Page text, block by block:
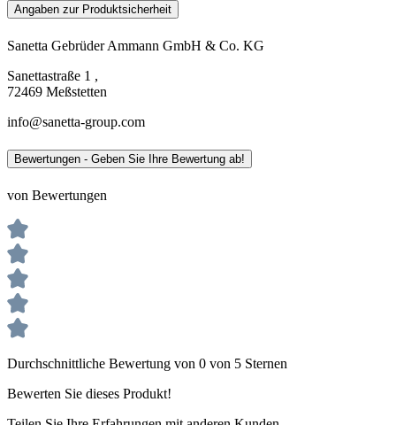
Angaben zur Produktsicherheit
Sanetta Gebrüder Ammann GmbH & Co. KG
Sanettastraße 1 ,
72469 Meßstetten
info@sanetta-group.com
Bewertungen - Geben Sie Ihre Bewertung ab!
von Bewertungen
Durchschnittliche Bewertung von 0 von 5 Sternen
Bewerten Sie dieses Produkt!